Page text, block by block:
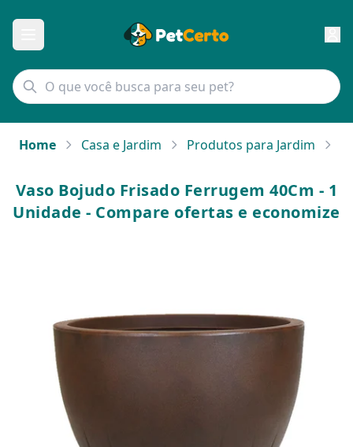
Home Casa e Jardim Produtos para Jardim
Vaso Bojudo Frisado Ferrugem 40Cm - 1
Unidade - Compare ofertas e economize